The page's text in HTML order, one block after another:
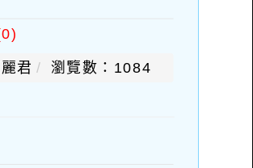
君 瀏覽數：1084